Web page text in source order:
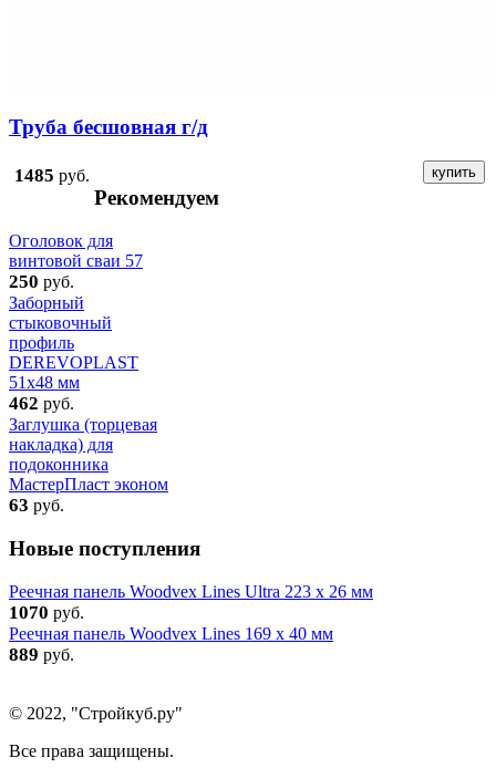
Труба бесшовная г/д
1485 руб.
Рекомендуем
Оголовок для
винтовой сваи 57
250 руб.
Заборный
стыковочный
профиль
DEREVOPLAST
51x48 мм
462 руб.
Заглушка (торцевая
накладка) для
подоконника
МастерПласт эконом
63 руб.
Новые поступления
Реечная панель Woodvex Lines Ultra 223 x 26 мм
1070 руб.
Реечная панель Woodvex Lines 169 x 40 мм
889 руб.
© 2022, "Стройкуб.ру"
Все права защищены.